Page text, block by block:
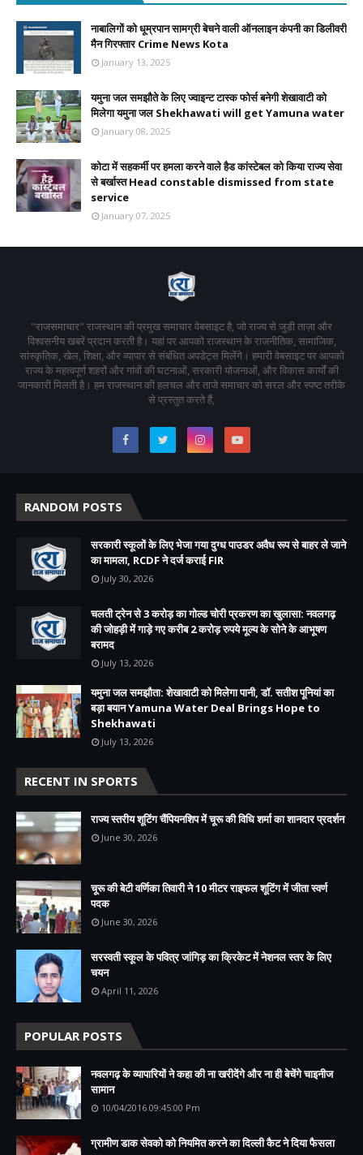
नाबालिगों को धूम्रपान सामग्री बेचने वाली ऑनलाइन कंपनी का डिलीवरी
मैन गिरफ्तार Crime News Kota
January 13, 2025
यमुना जल समझौते के लिए ज्वाइन्ट टास्क फोर्स बनेगी शेखावाटी को
मिलेगा यमुना जल Shekhawati will get Yamuna water
January 08, 2025
कोटा में सहकर्मी पर हमला करने वाले हैड कांस्टेबल को किया राज्य सेवा
से बर्खास्त Head constable dismissed from state
service
January 07, 2025
"राजसमाचार" राजस्थान की प्रमुख समाचार वेबसाइट है, जो राज्य से जुड़ी ताज़ा और
विश्वसनीय खबरें प्रदान करती है। यहां पर आपको राजस्थान के राजनीतिक, सामाजिक,
सांस्कृतिक, खेल, शिक्षा, और व्यापार से संबंधित अपडेट्स मिलेंगे। हमारी वेबसाइट पर आपको
राज्य के महत्वपूर्ण शहरों और गांवों की घटनाओं, सरकारी योजनाओं, और विकास कार्यों की
जानकारी मिलती है। हम राजस्थान की हलचल और ताजे समाचार को सरल और स्पष्ट तरीके
से प्रस्तुत करते हैं,
RANDOM POSTS
सरकारी स्कूलों के लिए भेजा गया दुग्ध पाउडर अवैध रूप से बाहर ले जाने
का मामला, RCDF ने दर्ज कराई FIR
July 30, 2026
चलती ट्रेन से 3 करोड़ का गोल्ड चोरी प्रकरण का खुलासा: नवलगढ़
की जोहड़ी में गाड़े गए करीब 2 करोड़ रुपये मूल्य के सोने के आभूषण
बरामद
July 13, 2026
यमुना जल समझौता: शेखावाटी को मिलेगा पानी, डॉ. सतीश पूनियां का
बड़ा बयान Yamuna Water Deal Brings Hope to
Shekhawati
July 13, 2026
RECENT IN SPORTS
राज्य स्तरीय शूटिंग चैंपियनशिप में चूरू की विधि शर्मा का शानदार प्रदर्शन
June 30, 2026
चूरू की बेटी वर्णिका तिवारी ने 10 मीटर राइफल शूटिंग में जीता स्वर्ण
पदक
June 30, 2026
सरस्वती स्कूल के पवित्र जांगिड़ का क्रिकेट में नेशनल स्तर के लिए
चयन
April 11, 2026
POPULAR POSTS
नवलगढ़ के व्यापारियों ने कहा की ना खरीदेंगे और ना ही बेचेंगे चाइनीज
सामान
10/04/2016 09:45:00 Pm
ग्रामीण डाक सेवको को नियमित करने का दिल्ली कैट ने दिया फैसला